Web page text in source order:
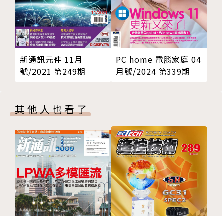
新通訊元件 11月
號/2021 第249期
PC home 電腦家庭 04
月號/2024 第339期
其他人也看了